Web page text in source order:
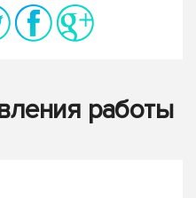
работы